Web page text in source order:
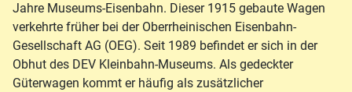
Jahre Museums-Eisenbahn. Dieser 1915 gebaute Wagen
verkehrte früher bei der Oberrheinischen Eisenbahn-
Gesellschaft AG (OEG). Seit 1989 befindet er sich in der
Obhut des DEV Kleinbahn-Museums. Als gedeckter
Güterwagen kommt er häufig als zusätzlicher